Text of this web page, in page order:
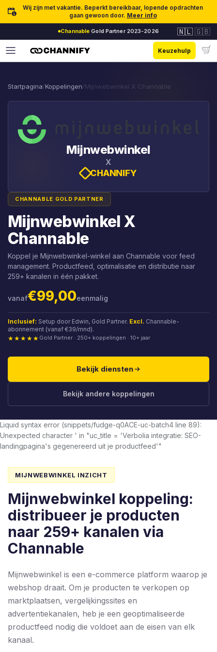
Ga naar inhoudWij zijn met vakantie. Beperkt bereikbaar, lopende opdrachten
gaan gewoon door. Meer info
Channable Gold Partner 2023-2026 🇳🇱 🇬🇧
Keuzehulp
Startpagina/Koppelingen/Mijnwebwinkel X Channable
Mijnwebwinkel
X
CHANNIFY
CHANNABLE GOLD PARTNER
Mijnwebwinkel X
Channable
Koppel je Mijnwebwinkel-winkel aan Channable voor feed
management. Productfeed, optimalisatie en distributie naar
259+ kanalen in één pakket.
vanaf€99,00eenmalig
Inclusief: Setup door Edwin, Gold Partner. Excl. Channable-
abonnement (vanaf €39/mnd).
★★★★★ Gold Partner · 250+ koppelingen · 10+ jaar
Bekijk diensten
Bekijk andere koppelingen
Liquid syntax error (snippets/fudge-q0ACE-uc-batch4 line 89):
Unexpected character ' in "uc_title = 'Verbolia integratie: SEO-
landingpagina's gegenereerd uit je productfeed'"
MIJNWEBWINKEL INZICHT
Mijnwebwinkel koppeling:
distribueer je producten
naar 259+ kanalen via
Channable
Mijnwebwinkel is een e-commerce platform waarop je
webshop draait. Om je producten te verkopen op
marktplaatsen, vergelijkingssites en
advertentiekanalen, heb je een geoptimaliseerde
productfeed nodig die voldoet aan de eisen van elk
kanaal.